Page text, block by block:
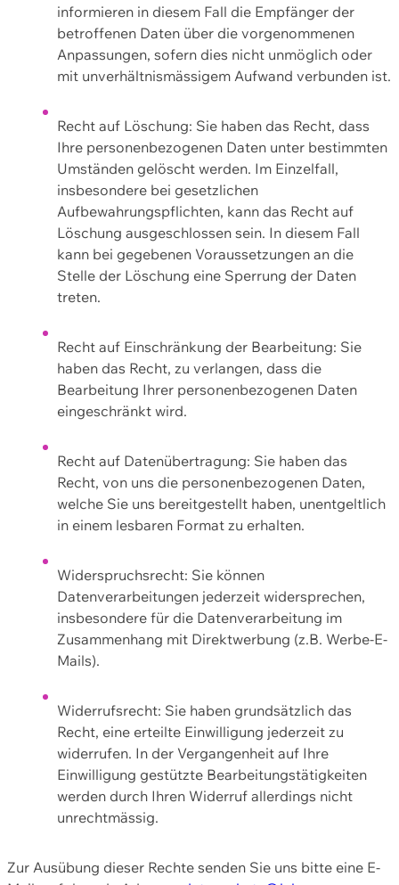
informieren in diesem Fall die Empfänger der
betroffenen Daten über die vorgenommenen
Anpassungen, sofern dies nicht unmöglich oder
mit unverhältnismässigem Aufwand verbunden ist.
Recht auf Löschung: Sie haben das Recht, dass
Ihre personenbezogenen Daten unter bestimmten
Umständen gelöscht werden. Im Einzelfall,
insbesondere bei gesetzlichen
Aufbewahrungspflichten, kann das Recht auf
Löschung ausgeschlossen sein. In diesem Fall
kann bei gegebenen Voraussetzungen an die
Stelle der Löschung eine Sperrung der Daten
treten.
Recht auf Einschränkung der Bearbeitung: Sie
haben das Recht, zu verlangen, dass die
Bearbeitung Ihrer personenbezogenen Daten
eingeschränkt wird.
Recht auf Datenübertragung: Sie haben das
Recht, von uns die personenbezogenen Daten,
welche Sie uns bereitgestellt haben, unentgeltlich
in einem lesbaren Format zu erhalten.
Widerspruchsrecht: Sie können
Datenverarbeitungen jederzeit widersprechen,
insbesondere für die Datenverarbeitung im
Zusammenhang mit Direktwerbung (z.B. Werbe-E-
Mails).
Widerrufsrecht: Sie haben grundsätzlich das
Recht, eine erteilte Einwilligung jederzeit zu
widerrufen. In der Vergangenheit auf Ihre
Einwilligung gestützte Bearbeitungstätigkeiten
werden durch Ihren Widerruf allerdings nicht
unrechtmässig.
Zur Ausübung dieser Rechte senden Sie uns bitte eine E-